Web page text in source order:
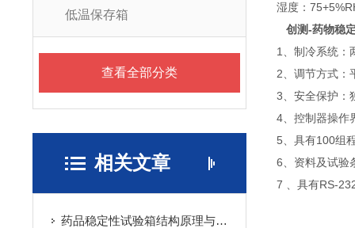
低温保存箱
查看全部分类
相关文章
药品稳定性试验箱结构原理与基本介绍
湿度：
创测-药物稳
1、制冷系统：
2、调节方式：
3、安全保护：
4、控制器操作
5、具有100组
6、资料及试验
7 、具有RS-